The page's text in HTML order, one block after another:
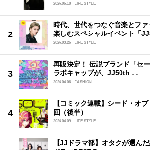
2026.06.18
LIFE STYLE
時代、世代をつなぐ音楽とフ
楽しむスペシャルイベント「
2026.03.26 LIFE STYLE
再販決定！ 伝説ブランド「セ
ラボキャップが、JJ50th …
2026.04.06 FASHION
【コミック連載】シード・オ
回（後半）
2026.04.09 LIFE STYLE
【JJドラマ部】オタクが選ん